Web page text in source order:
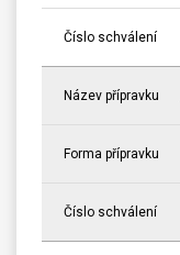
Číslo schválení
Název přípravku
Forma přípravku
Číslo schválení